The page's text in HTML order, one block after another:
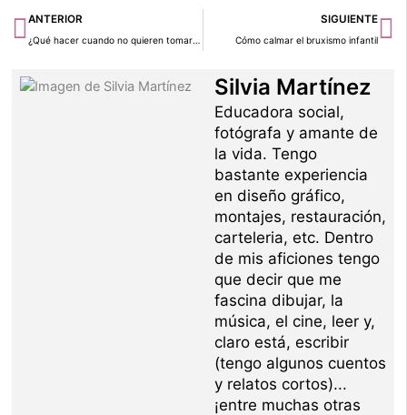
Ant
ANTERIOR
¿Qué hacer cuando no quieren tomar la leche?
SIGUIENTE
Cómo calmar el bruxismo infantil
Silvia Martínez
Educadora social,
fotógrafa y amante de
la vida. Tengo
bastante experiencia
en diseño gráfico,
montajes, restauración,
carteleria, etc. Dentro
de mis aficiones tengo
que decir que me
fascina dibujar, la
música, el cine, leer y,
claro está, escribir
(tengo algunos cuentos
y relatos cortos)...
¡entre muchas otras